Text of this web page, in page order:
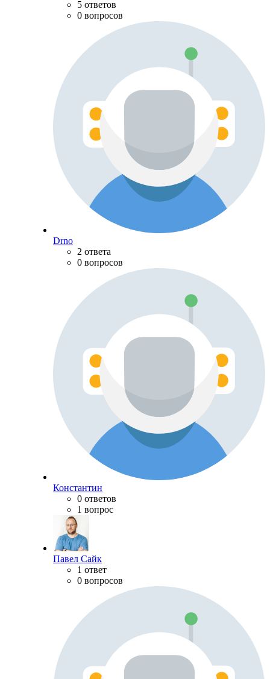
5 ответов
0 вопросов
Drno
2 ответа
0 вопросов
Константин
0 ответов
1 вопрос
Павел Сайк
1 ответ
0 вопросов